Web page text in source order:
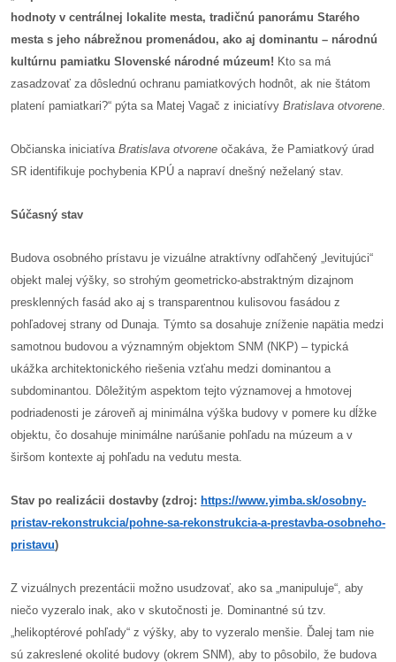
reklama
hodnoty v centrálnej lokalite mesta, tradičnú panorámu Starého
mesta s jeho nábrežnou promenádou, ako aj dominantu – národnú
kultúrnu pamiatku Slovenské národné múzeum! Kto sa má
zasadzovať za dôslednú ochranu pamiatkových hodnôt, ak nie štátom
platení pamiatkari?“ pýta sa Matej Vagač z iniciatívy Bratislava otvorene
Občianska iniciatíva Bratislava otvorene očakáva, že Pamiatkový úrad
SR identifikuje pochybenia KPÚ a napraví dnešný neželaný stav.
Súčasný stav
Budova osobného prístavu je vizuálne atraktívny odľahčený „levitujúci“
objekt malej výšky, so strohým geometricko-abstraktným dizajnom
presklenných fasád ako aj s transparentnou kulisovou fasádou z
pohľadovej strany od Dunaja. Týmto sa dosahuje zníženie napätia medzi
samotnou budovou a významným objektom SNM (NKP) – typická
ukážka architektonického riešenia vzťahu medzi dominantou a
subdominantou. Dôležitým aspektom tejto významovej a hmotovej
podriadenosti je zároveň aj minimálna výška budovy v pomere ku dĺžke
objektu, čo dosahuje minimálne narúšanie pohľadu na múzeum a v
širšom kontexte aj pohľadu na vedutu mesta.
Stav po realizácii dostavby (zdroj: https://www.yimba.sk/osobny-
pristav-rekonstrukcia/pohne-sa-rekonstrukcia-a-prestavba-osobneho-
pristavu)
Z vizuálnych prezentácii možno usudzovať, ako sa „manipuluje“, aby
niečo vyzeralo inak, ako v skutočnosti je. Dominantné sú tzv.
„helikoptérové pohľady“ z výšky, aby to vyzeralo menšie. Ďalej tam nie
sú zakreslené okolité budovy (okrem SNM), aby to pôsobilo, že budova